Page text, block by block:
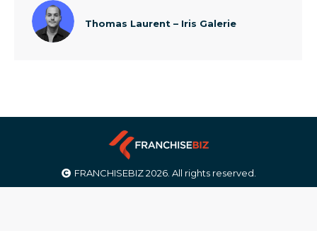
Thomas Laurent – Iris Galerie
FRANCHISEBIZ 2026. All rights reserved.